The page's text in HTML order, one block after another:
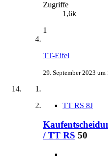
Zugriffe
1,6k
1
TT-Eifel
29. September 2023 um
TT RS 8J
/ TT RS 50